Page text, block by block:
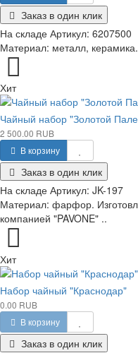
Заказ в один клик
На складе Артикул: 6207500
Материал: металл,
Хит
Чайный набор "Золотой
2 500.00 RUB
В корзину
Заказ в один клик
На складе Артикул: JK-197
Материал: фарфор.
компанией "PAVONE" ..
Хит
Набор чайный "Краснодар"
0.00 RUB
В корзину
Заказ в один клик